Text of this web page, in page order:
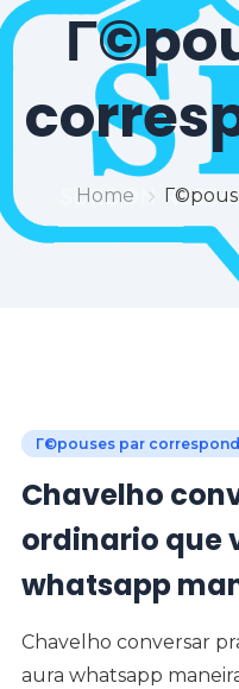
Home
Г©pouses par
Chavelho
ordinario que
whatsapp
Chavelho conversar
aura whatsapp